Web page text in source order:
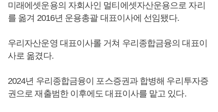
미래에셋운용의 자회사인 멀티에셋자산운용으로 자리
를 옮겨 2016년 운용총괄 대표이사에 선임됐다.
우리자산운영 대표이사롤 거쳐 우리종합금융의 대표이
사로 옮겼다.
2024년 우리종합금융이 포스증권과 합병해 우리투자증
권으로 재출범한 이후에도 대표이사를 맡고 있다.